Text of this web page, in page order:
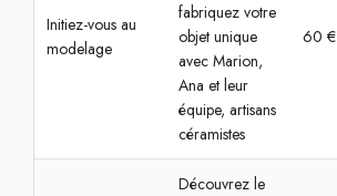
Initiez-vous au
modelage
fabriquez votre
objet unique
avec Marion,
Ana et leur
équipe, artisans
céramistes
60 €
Découvrez le